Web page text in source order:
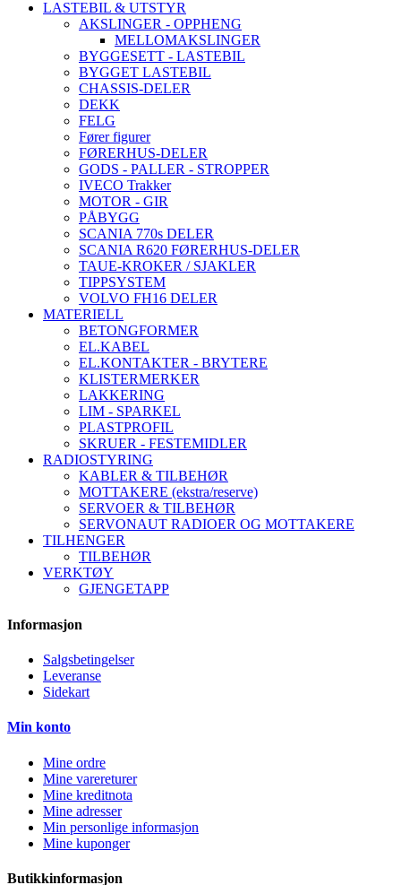
LASTEBIL & UTSTYR
AKSLINGER - OPPHENG
MELLOMAKSLINGER
BYGGESETT - LASTEBIL
BYGGET LASTEBIL
CHASSIS-DELER
DEKK
FELG
Fører figurer
FØRERHUS-DELER
GODS - PALLER - STROPPER
IVECO Trakker
MOTOR - GIR
PÅBYGG
SCANIA 770s DELER
SCANIA R620 FØRERHUS-DELER
TAUE-KROKER / SJAKLER
TIPPSYSTEM
VOLVO FH16 DELER
MATERIELL
BETONGFORMER
EL.KABEL
EL.KONTAKTER - BRYTERE
KLISTERMERKER
LAKKERING
LIM - SPARKEL
PLASTPROFIL
SKRUER - FESTEMIDLER
RADIOSTYRING
KABLER & TILBEHØR
MOTTAKERE (ekstra/reserve)
SERVOER & TILBEHØR
SERVONAUT RADIOER OG MOTTAKERE
TILHENGER
TILBEHØR
VERKTØY
GJENGETAPP
Informasjon
Salgsbetingelser
Leveranse
Sidekart
Min konto
Mine ordre
Mine varereturer
Mine kreditnota
Mine adresser
Min personlige informasjon
Mine kuponger
Butikkinformasjon